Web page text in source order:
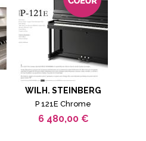
WILH. STEINBERG
P 121E Chrome
6 480,00 €